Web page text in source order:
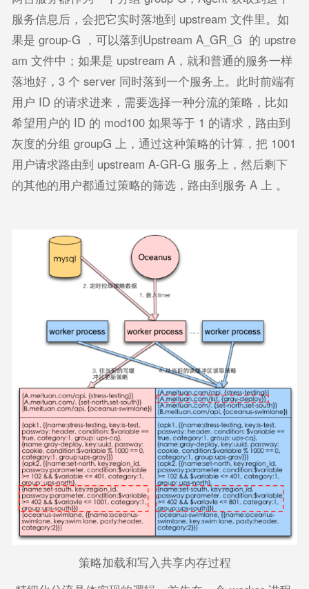
服务信息后，会把它实时落地到 upstream 文件里。如
果是 group-G ，可以落到Upstream A_GR_G 的 upstre
am 文件中；如果是 upstream A，就和普通的服务一样
落地好，3 个 server 同时落到一个服务上。此时前端有
用户 ID 的请求进来，需要选择一种分流的策略，比如
希望用户的 ID 的 mod100 如果等于 1 的请求，路由到
灰度的分组 groupG 上，通过这种策略的计算，把 1001
用户请求路由到 upstream A-GR-G 服务上，然后剩下
的其他的用户都通过策略的筛选，路由到服务 A 上 。
策略加载和写入共享内存过程